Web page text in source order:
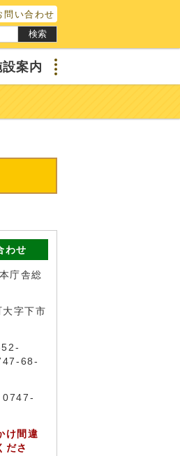
問い合わせ
検索
案内
わせ
庁舎総
字下市
68-
0747-
け間違
ださ